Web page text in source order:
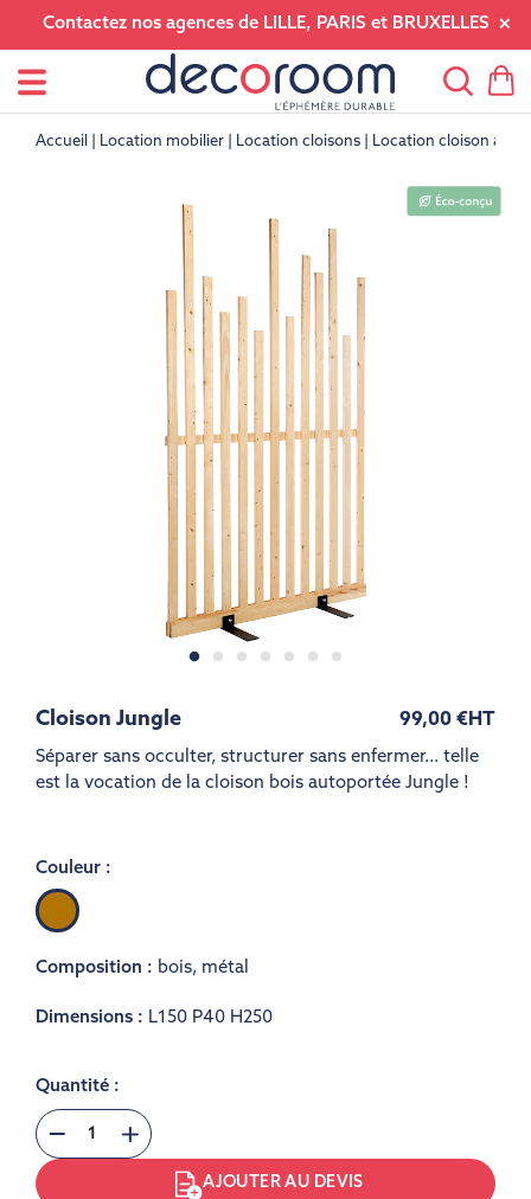
Contactez nos agences de LILLE, PARIS et BRUXELLES
Accueil Location mobilier Location cloisons Location cloison
Cloison Jungle 99,00 €HT
Séparer sans occulter, structurer sans enfermer... telle
est la vocation de la cloison bois autoportée Jungle !
Couleur :
Bois
Composition : bois, métal
Dimensions : L150 P40 H250
Quantité :
AJOUTER AU DEVIS